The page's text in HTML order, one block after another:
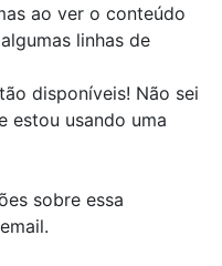
ao ver o conteúdo
linhas de
disponíveis! Não sei
estou usando uma
sobre essa